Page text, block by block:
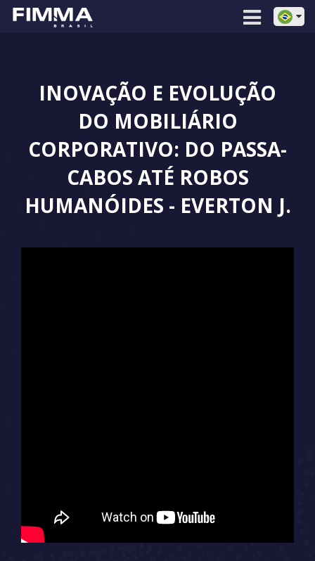
INOVAÇÃO E EVOLUÇÃO
DO MOBILIÁRIO
CORPORATIVO: DO PASSA-
CABOS ATÉ ROBOS
HUMANÓIDES - EVERTON J.